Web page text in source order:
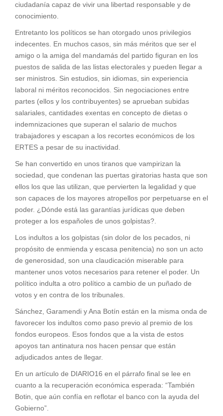
ciudadanía capaz de vivir una libertad responsable y de
conocimiento.
Entretanto los políticos se han otorgado unos privilegios
indecentes. En muchos casos, sin más méritos que ser el
amigo o la amiga del mandamás del partido figuran en los
puestos de salida de las listas electorales y pueden llegar a
ser ministros. Sin estudios, sin idiomas, sin experiencia
laboral ni méritos reconocidos. Sin negociaciones entre
partes (ellos y los contribuyentes) se aprueban subidas
salariales, cantidades exentas en concepto de dietas o
indemnizaciones que superan el salario de muchos
trabajadores y escapan a los recortes económicos de los
ERTES a pesar de su inactividad.
Se han convertido en unos tiranos que vampirizan la
sociedad, que condenan las puertas giratorias hasta que son
ellos los que las utilizan, que pervierten la legalidad y que
son capaces de los mayores atropellos por perpetuarse en el
poder. ¿Dónde está las garantías jurídicas que deben
proteger a los españoles de unos golpistas?.
Los indultos a los golpistas (sin dolor de los pecados, ni
propósito de enmienda y escasa penitencia) no son un acto
de generosidad, son una claudicación miserable para
mantener unos votos necesarios para retener el poder. Un
político indulta a otro político a cambio de un puñado de
votos y en contra de los tribunales.
Sánchez, Garamendi y Ana Botín están en la misma onda de
favorecer los indultos como paso previo al premio de los
fondos europeos. Esos fondos que a la vista de estos
apoyos tan antinatura nos hacen pensar que están
adjudicados antes de llegar.
En un artículo de DIARIO16 en el párrafo final se lee en
cuanto a la recuperación económica esperada: “También
Botin, que aún confía en reflotar el banco con la ayuda del
Gobierno”.